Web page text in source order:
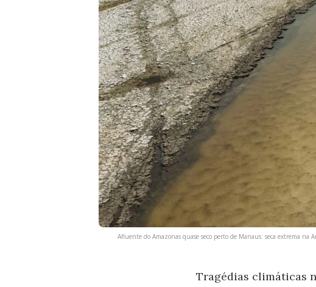
Afluente do Amazonas quase seco perto de Manaus: seca extrema
Tragédias climáticas